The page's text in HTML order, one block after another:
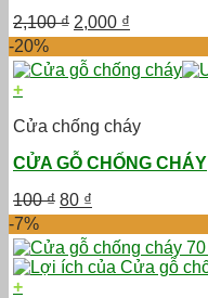
2,100₫ Giá
gốc
là:
2,100 ₫.
2,000 ₫
hiện
tại
là:
-20%
+
Cửa chống cháy
CỬA GỖ CHỐNG CHÁY
100₫ Giá
gốc
là:
100 ₫.
80 ₫
hiện
tại
là:
80 ₫.
-7%
+